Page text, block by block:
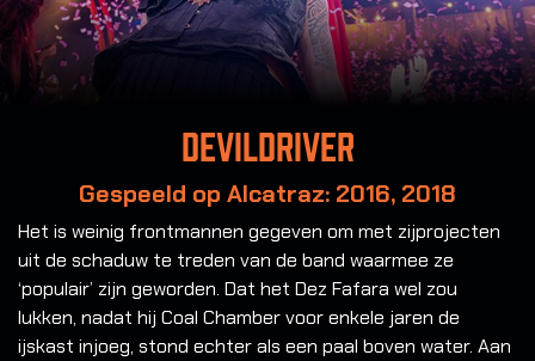
DevilDriver
Gespeeld op Alcatraz: 2016, 2018
Het is weinig frontmannen gegeven om met zijprojecten
uit de schaduw te treden van de band waarmee ze
‘populair’ zijn geworden. Dat het Dez Fafara wel zou
lukken, nadat hij Coal Chamber voor enkele jaren de
ijskast injoeg, stond echter als een paal boven water. Aan